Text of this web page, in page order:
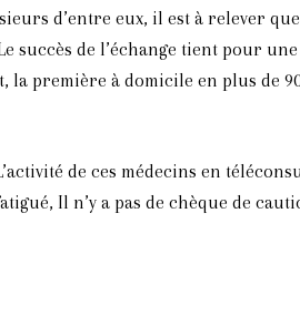
d’entre eux, il est à relever
succès de l’échange tient pour
la première à domicile en plus de
de ces médecins en
Il n’y a pas de chèque de